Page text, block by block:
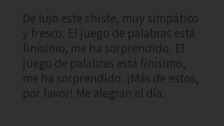
De lujo este chiste, muy simpático
y fresco. El juego de palabras está
finísimo, me ha sorprendido. El
juego de palabras está finísimo,
me ha sorprendido. ¡Más de estos,
por favor! Me alegran el día.